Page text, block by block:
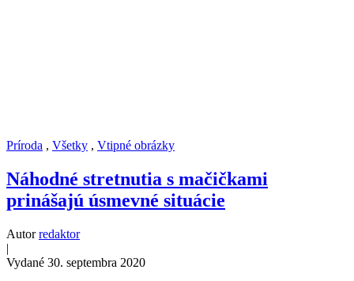
Príroda , Všetky , Vtipné obrázky
Náhodné stretnutia s mačičkami
prinášajú úsmevné situácie
Autorredaktor
|
Vydané 30. septembra 2020